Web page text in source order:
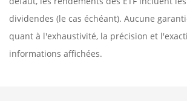
dividendes (le cas échéant). Aucune
quant à l'exhaustivité, la précision et
informations affichées.